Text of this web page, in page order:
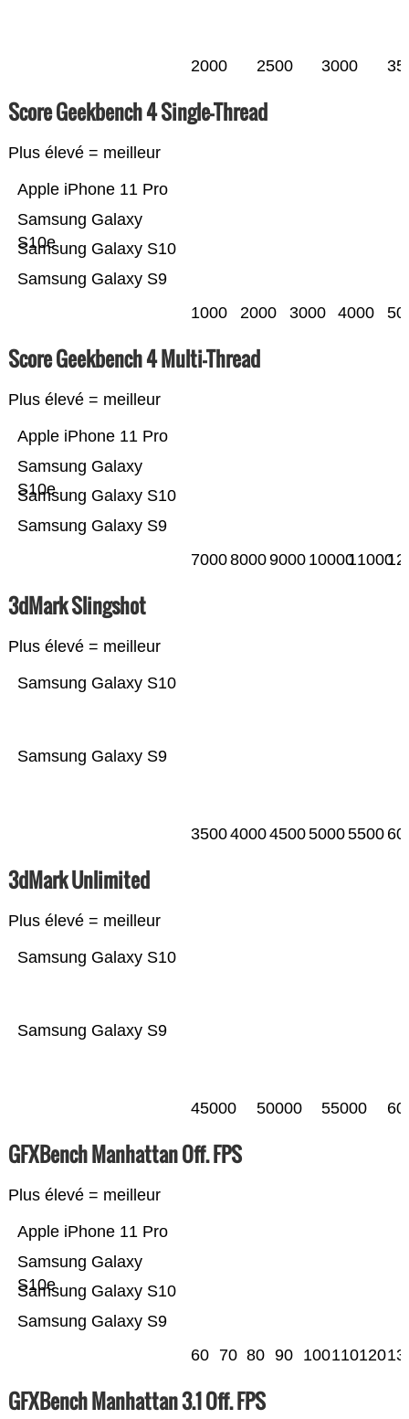
2000 2500 3000
Score Geekbench 4 Single-Thread
Plus élevé = meilleur
Samsung Galaxy S9
Samsung Galaxy S10
Samsung Galaxy
S10e
Apple iPhone 11 Pro
1000 2000 3000 4000
Score Geekbench 4 Multi-Thread
Plus élevé = meilleur
Samsung Galaxy S9
Samsung Galaxy S10
Samsung Galaxy
S10e
Apple iPhone 11 Pro
700080009000 1000011000
3dMark Slingshot
Plus élevé = meilleur
Samsung Galaxy S9
Samsung Galaxy S10
35004000450050005500
3dMark Unlimited
Plus élevé = meilleur
Samsung Galaxy S9
Samsung Galaxy S10
45000 50000 55000
GFXBench Manhattan Off. FPS
Plus élevé = meilleur
Samsung Galaxy S9
Samsung Galaxy S10
Samsung Galaxy
S10e
Apple iPhone 11 Pro
60 70 80 90 100110120
GFXBench Manhattan 3.1 Off. FPS